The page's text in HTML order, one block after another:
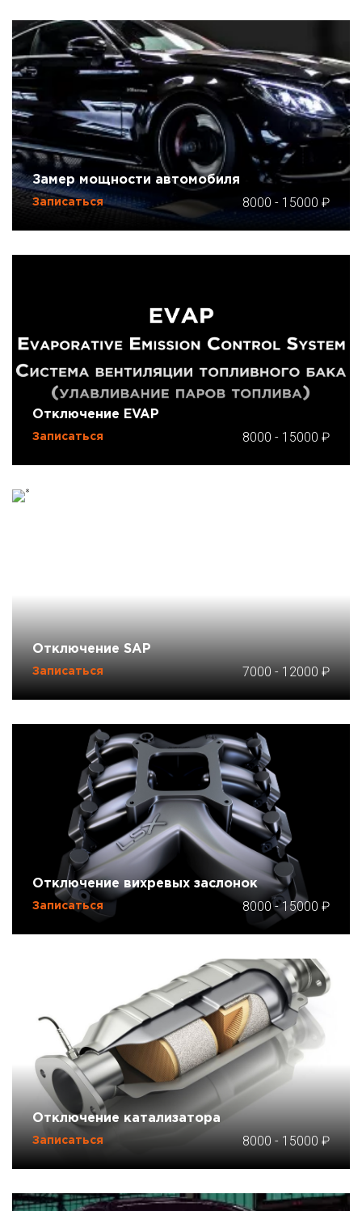
Замер мощности автомобиля
Записаться 8000 - 15000
Отключение EVAP
Записаться 8000 - 15000
Отключение SAP
Записаться 7000 - 12000
Отключение вихревых заслонок
Записаться 8000-15000
Отключение катализатора
Записаться 8000 - 15000